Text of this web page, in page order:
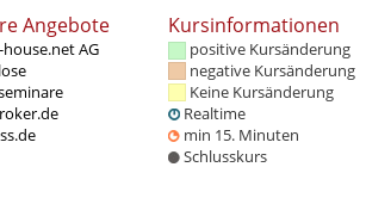
Angebote
AG
Kursinformationen
positive Kursänderung
negative Kursänderung
Keine Kursänderung
Realtime
min 15. Minuten
Schlusskurs